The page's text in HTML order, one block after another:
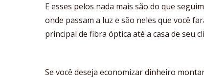
E esses pelos nada mais são do que
onde passam a luz e são neles que você
principal de fibra óptica até a casa de seu
Se você deseja economizar dinheiro